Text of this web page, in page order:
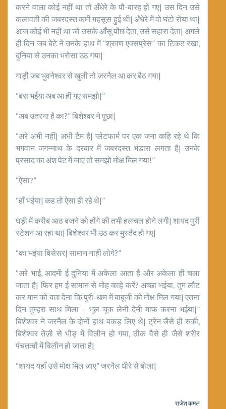
करने वाला कोई नहीं था तो अँधेरे के पौ-बारह हो गए| उस दिन उसे
कलावती की जबरदस्त कमी महसूस हुई थी| अँधेरे में वो घंटो रोया था|
आज कोई भी नहीं था जो उसके आँसू पोंछ देता, उसे सहारा देता| अगले
ही दिन जब बेटे ने उनके हाथ में “श्रवण एक्सप्रेस” का टिकट रखा,
दुनिया से उनका भरोसा उठ गया|
गाड़ी जब भुवनेश्वर से खुली तो जरनैल आ कर बैठ गया|
“बस भईया अब आ ही गए समझो|”
“अब उतरना है का?” बिशेश्वर ने पुछा|
“अरे अभी नहीं| अभी टैम है| प्लेटफार्म पर एक जना कहि रहे थे कि
भगवान जगन्नाथ के दरबार में जबरदस्त भंडारा लगता है| उनके
प्रसाद का अंश पेट में जाए तो समझो मोक्ष मिल गया!”
“ऐसा?”
“हाँ भईया| कह तो ऐसा ही रहे थे|”
घड़ी में करीब आठ बजने को होंगे की तभी हलचल होने लगी| शायद पुरी
स्टेशन आ रहा था| बिशेश्वर भी उठ कर मुस्तैद हो गए|
“का भईया बिसेसर| सामान नाही लोगे?”
“अरे भाई, आदमी ई दुनिया में अकेला आता है और अकेला ही चला
जाता है| फिर हम ई सामान से मोह काहे करें? अच्छा भईया, तुम लौट
कर मान को बता देना कि पुरी-धाम में बाबूजी को मोक्ष मिल गया| एतना
दिन तुम्हरा साथ मिला – भूल-चूक लेनी-देनी माफ़ करना भईया|”
बिशेश्वर ने जरनैल के दोनों हाथ पकड़ लिए थे| ट्रेन जैसे ही रुकी,
बिशेश्वर तेज़ी से भीड़ में विलीन हो गया, ठीक वैसे ही जैसे शरीर
पंचतत्वों में विलीन हो जाता है|
“शायद यहाँ उसे मोक्ष मिल जाए” जरनैल धीरे से बोला|
राजेश कमल